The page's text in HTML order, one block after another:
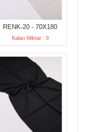
RENK-20 - 70X180
Kalan Miktar : 9